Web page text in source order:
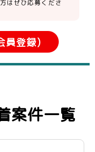
はぜひ応募くださ
員登録)
案件一覧